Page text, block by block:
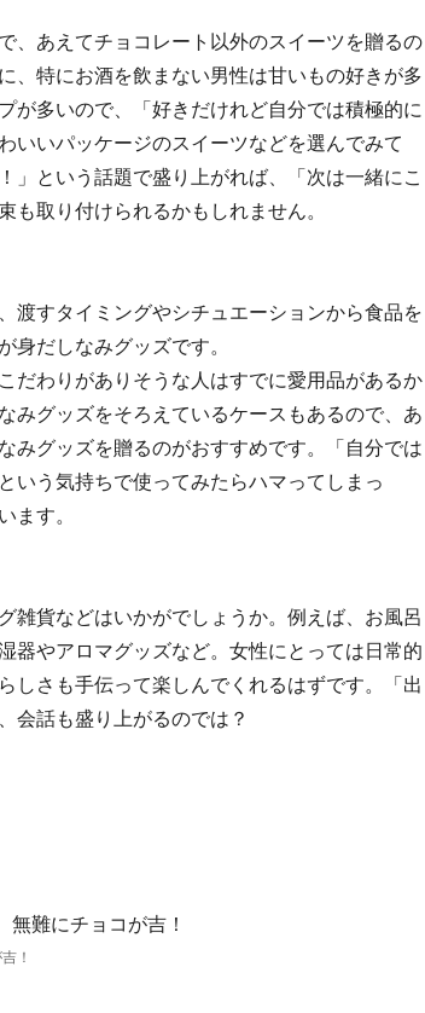
、あえてチョコレート以外のスイーツを贈るの
、特にお酒を飲まない男性は甘いもの好きが多
が多いので、「好きだけれど自分では積極的に
いいパッケージのスイーツなどを選んでみて
」という話題で盛り上がれば、「次は一緒にこ
も取り付けられるかもしれません。
渡すタイミングやシチュエーションから食品を
身だしなみグッズです。
だわりがありそうな人はすでに愛用品があるか
みグッズをそろえているケースもあるので、あ
みグッズを贈るのがおすすめです。「自分では
いう気持ちで使ってみたらハマってしまっ
ます。
雑貨などはいかがでしょうか。例えば、お風呂
器やアロマグッズなど。女性にとっては日常的
しさも手伝って楽しんでくれるはずです。「出
会話も盛り上がるのでは？
！